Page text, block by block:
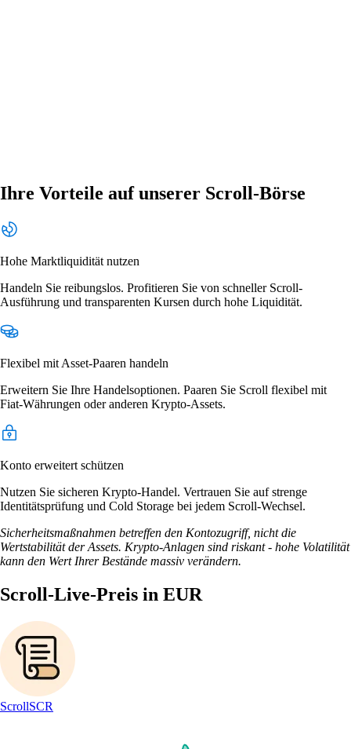
Ihre Vorteile auf unserer Scroll-Börse
Hohe Marktliquidität nutzen
Handeln Sie reibungslos. Profitieren Sie von schneller Scroll-
Ausführung und transparenten Kursen durch hohe Liquidität.
Flexibel mit Asset-Paaren handeln
Erweitern Sie Ihre Handelsoptionen. Paaren Sie Scroll flexibel mit
Fiat-Währungen oder anderen Krypto-Assets.
Konto erweitert schützen
Nutzen Sie sicheren Krypto-Handel. Vertrauen Sie auf strenge
Identitätsprüfung und Cold Storage bei jedem Scroll-Wechsel.
Sicherheitsmaßnahmen betreffen den Kontozugriff, nicht die
Wertstabilität der Assets. Krypto-Anlagen sind riskant - hohe Volatilität
kann den Wert Ihrer Bestände massiv verändern.
Scroll-Live-Preis in EUR
ScrollSCR